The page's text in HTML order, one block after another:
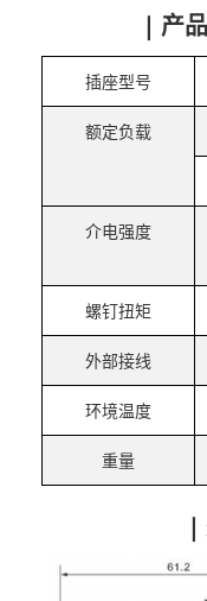
| 产
插座型号
额定负载
介电强度
螺钉扭矩
外部接线
环境温度
重量
|